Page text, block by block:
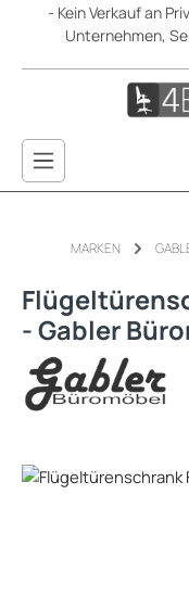
Zum Hauptinhalt
- Kein Verkauf an
Unternehmen,
MARKEN
- Gabler
Bildergalerie